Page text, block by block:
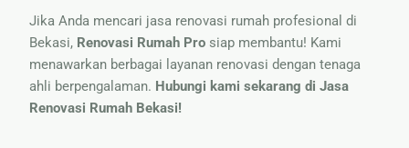
Jika Anda mencari jasa renovasi rumah profesional di
Bekasi, Renovasi Rumah Pro siap membantu! Kami
menawarkan berbagai layanan renovasi dengan tenaga
ahli berpengalaman. Hubungi kami sekarang diJasa
Renovasi Rumah Bekasi!